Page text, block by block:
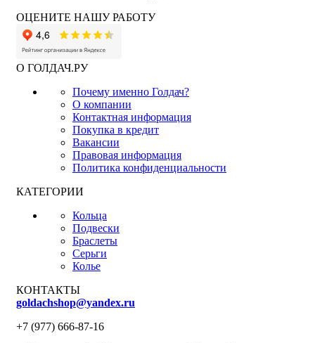
ОЦЕНИТЕ НАШУ РАБОТУ
О ГОЛДАЧ.РУ
Почему именно Голдач?
О компании
Контактная информация
Покупка в кредит
Вакансии
Правовая информация
Политика конфиденциальности
КАТЕГОРИИ
Кольца
Подвески
Браслеты
Серьги
Колье
КОНТАКТЫ
goldachshop@yandex.ru
+7 (977) 666-87-16